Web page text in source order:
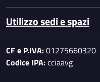
Utilizzo sedi e spazi
CF e P.IVA:01275660320
Codice IPA:cciaavg